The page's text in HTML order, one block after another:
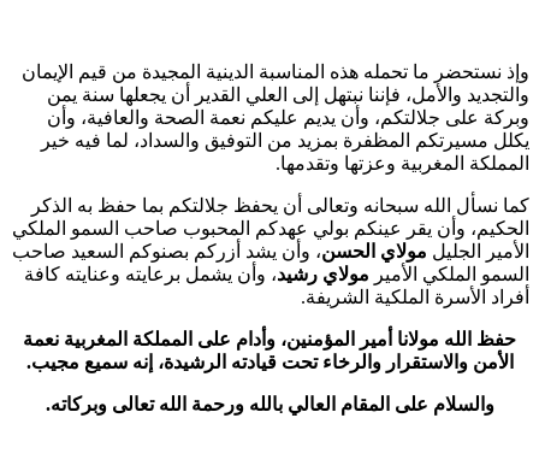
وإذ نستحضر ما تحمله هذه المناسبة الدينية المجيدة من قيم الإيمان
والتجديد والأمل، فإننا نبتهل إلى العلي القدير أن يجعلها سنة يمن
وبركة على جلالتكم، وأن يديم عليكم نعمة الصحة والعافية، وأن
يكلل مسيرتكم المظفرة بمزيد من التوفيق والسداد، لما فيه خير
المملكة المغربية وعزتها وتقدمها.
كما نسأل الله سبحانه وتعالى أن يحفظ جلالتكم بما حفظ به الذكر
الحكيم، وأن يقر عينكم بولي عهدكم المحبوب صاحب السمو الملكي
الأمير الجليل مولاي الحسن، وأن يشد أزركم بصنوكم السعيد صاحب
السمو الملكي الأمير مولاي رشيد، وأن يشمل برعايته وعنايته كافة
أفراد الأسرة الملكية الشريفة.
حفظ الله مولانا أمير المؤمنين، وأدام على المملكة المغربية نعمة
الأمن والاستقرار والرخاء تحت قيادته الرشيدة، إنه سميع مجيب.
والسلام على المقام العالي بالله ورحمة الله تعالى وبركاته.